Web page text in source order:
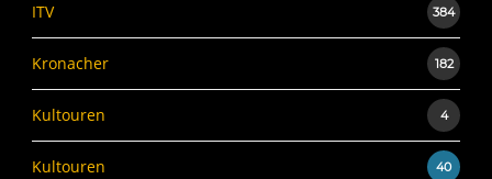
ITV 384
Kronacher 182
Kultouren 4
Kultouren 40